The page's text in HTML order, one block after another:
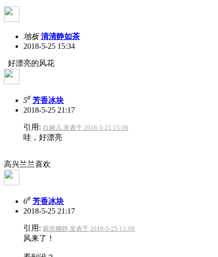
地板 清清静如茶
2018-5-25 15:34
好漂亮的风花
5# 芳香冰块
2018-5-25 21:17
引用: 白婉儿 发表于 2018-5-25 15:06
哇，好漂亮
高兴兰兰喜欢
6# 芳香冰块
2018-5-25 21:17
引用: 紫依幽静 发表于 2018-5-25 15:08
风来了！